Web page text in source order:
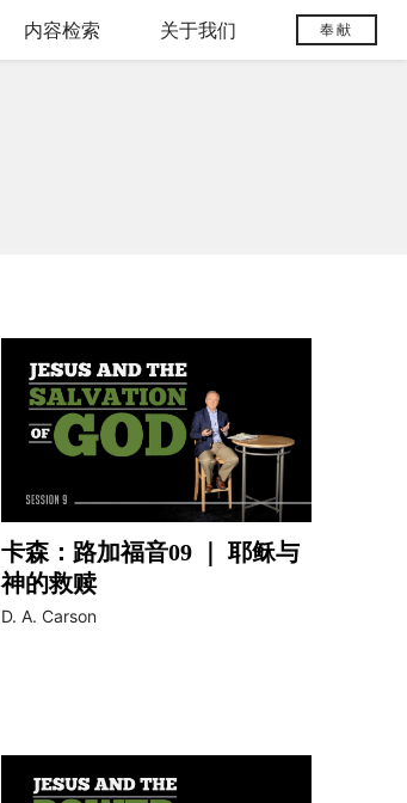
内容检索 关于我们 奉献
video
卡森：路加福音09 ｜ 耶稣与
神的救赎
D. A. Carson